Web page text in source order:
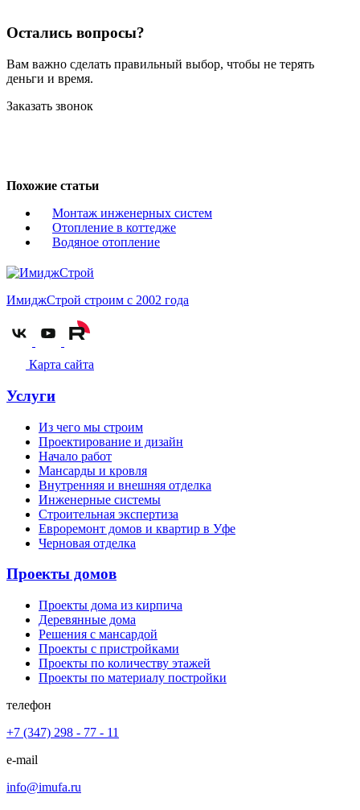
Остались вопросы?
Вам важно сделать правильный выбор, чтобы не терять
деньги и время.
Заказать звонок
Похожие статьи
Монтаж инженерных систем
Отопление в коттедже
Водяное отопление
ИмиджСтрой строим с 2002 года
Карта сайта
Услуги
Из чего мы строим
Проектирование и дизайн
Начало работ
Мансарды и кровля
Внутренняя и внешняя отделка
Инженерные системы
Строительная экспертиза
Евроремонт домов и квартир в Уфе
Черновая отделка
Проекты домов
Проекты дома из кирпича
Деревянные дома
Решения с мансардой
Проекты с пристройками
Проекты по количеству этажей
Проекты по материалу постройки
телефон
+7 (347) 298 - 77 - 11
e-mail
info@imufa.ru